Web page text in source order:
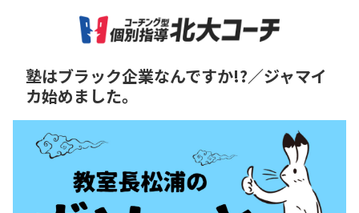
塾はブラック企業なんですか!?／ジャマイ
カ始めました。